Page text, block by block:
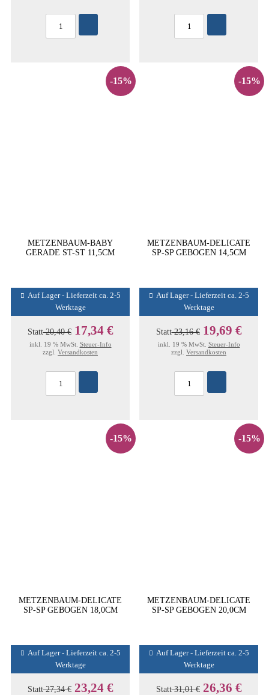
-15%
METZENBAUM-BABY
GERADE ST-ST 11,5CM
Auf Lager - Lieferzeit ca. 2-5
Werktage
Statt20,40 € 17,34 €
inkl. 19 % MwSt. Steuer-Info
zzgl. Versandkosten
-15%
METZENBAUM-DELICATE
SP-SP GEBOGEN 14,5CM
Auf Lager - Lieferzeit ca. 2-5
Werktage
Statt23,16 € 19,69 €
inkl. 19 % MwSt. Steuer-Info
zzgl. Versandkosten
-15%
METZENBAUM-DELICATE
SP-SP GEBOGEN 18,0CM
Auf Lager - Lieferzeit ca. 2-5
Werktage
Statt27,34 € 23,24 €
-15%
METZENBAUM-DELICATE
SP-SP GEBOGEN 20,0CM
Auf Lager - Lieferzeit ca. 2-5
Werktage
Statt31,01 € 26,36 €